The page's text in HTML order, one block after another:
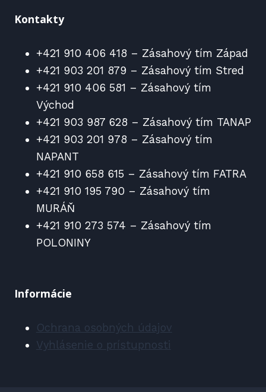
Kontakty
+421 910 406 418 – Zásahový tím Západ
+421 903 201 879 – Zásahový tím Stred
+421 910 406 581 – Zásahový tím
Východ
+421 903 987 628 – Zásahový tím TANAP
+421 903 201 978 – Zásahový tím
NAPANT
+421 910 658 615 – Zásahový tím FATRA
+421 910 195 790 – Zásahový tím
MURÁŇ
+421 910 273 574 – Zásahový tím
POLONINY
Informácie
Ochrana osobných údajov
Vyhlásenie o prístupnosti